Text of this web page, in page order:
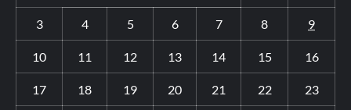
3 4 5 6 7 8 9
10 11 12 13 14 15 16
17 18 19 20 21 22 23